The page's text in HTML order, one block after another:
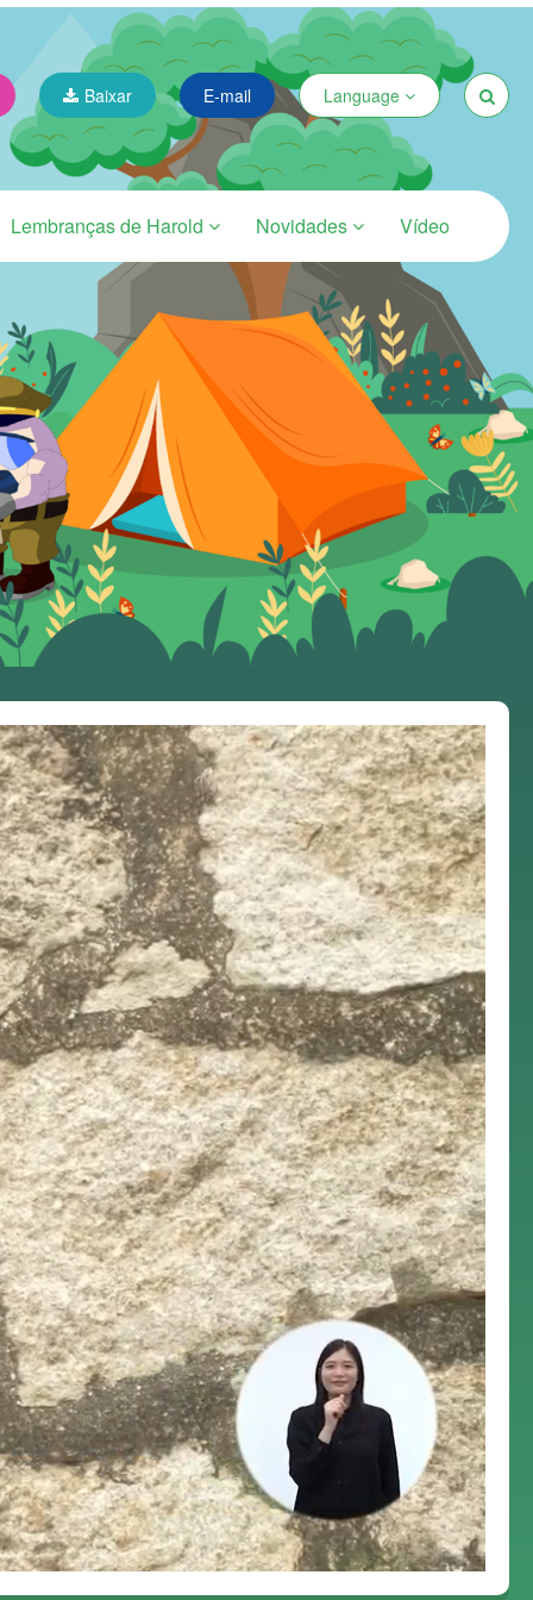
Baixar E-mail Language
Lembranças de Harold Novidades Vídeo